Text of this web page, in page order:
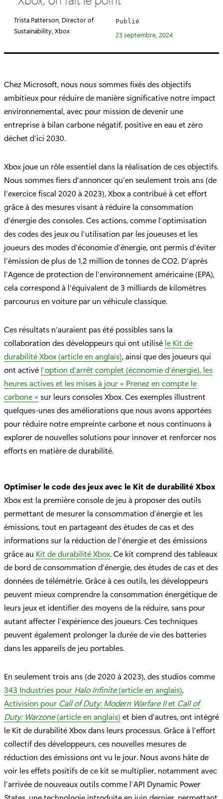
g
o
i
:
Trista Patterson, Director of
Sustainability, Xbox
Publié
23 septembre, 2024
Chez Microsoft, nous nous sommes fixés des objectifs
ambitieux pour réduire de manière significative notre impact
environnemental, avec pour mission de devenir une
entreprise à bilan carbone négatif, positive en eau et zéro
déchet d’ici 2030.
Xbox joue un rôle essentiel dans la réalisation de ces objectifs.
Nous sommes fiers d'annoncer qu’en seulement trois ans (de
l’exercice fiscal 2020 à 2023), Xbox a contribué à cet effort
grâce à des mesures visant à réduire la consommation
d’énergie des consoles. Ces actions, comme l’optimisation
des codes des jeux ou l’utilisation par les joueuses et les
joueurs des modes d’économie d’énergie, ont permis d’éviter
l’émission de plus de 1,2 million de tonnes de CO2. D’après
l’Agence de protection de l’environnement américaine (EPA),
cela correspond à l’équivalent de 3 milliards de kilomètres
parcourus en voiture par un véhicule classique.
Ces résultats n’auraient pas été possibles sans la
collaboration des développeurs qui ont utilisé le Kit de
durabilité Xbox (article en anglais), ainsi que des joueurs qui
ont activé l’option d’arrêt complet (économie d’énergie), les
heures actives et les mises à jour « Prenez en compte le
carbone » sur leurs consoles Xbox. Ces exemples illustrent
quelques-unes des améliorations que nous avons apportées
pour réduire notre empreinte carbone et nous continuons à
explorer de nouvelles solutions pour innover et renforcer nos
efforts en matière de durabilité.
Optimiser le code des jeux avec le Kit de durabilité Xbox
Xbox est la première console de jeu à proposer des outils
permettant de mesurer la consommation d’énergie et les
émissions, tout en partageant des études de cas et des
informations sur la réduction de l’énergie et des émissions
grâce au Kit de durabilité Xbox. Ce kit comprend des tableaux
de bord de consommation d’énergie, des études de cas et des
données de télémétrie. Grâce à ces outils, les développeurs
peuvent mieux comprendre la consommation énergétique de
leurs jeux et identifier des moyens de la réduire, sans pour
autant affecter l’expérience des joueurs. Ces techniques
peuvent également prolonger la durée de vie des batteries
dans les appareils de jeu portables.
En seulement trois ans (de 2020 à 2023), des studios comme
343 Industries pour Halo Infinite(article en anglais),
Activision pour Call of Duty: Modern Warfare IIet Call of
Duty: Warzone(article en anglais) et bien d'autres, ont intégré
le Kit de durabilité Xbox dans leurs processus. Grâce à l’effort
collectif des développeurs, ces nouvelles mesures de
réduction des émissions ont vu le jour. Nous avons hâte de
voir les effets positifs de ce kit se multiplier, notamment avec
l’arrivée de nouveaux outils comme l’API Dynamic Power